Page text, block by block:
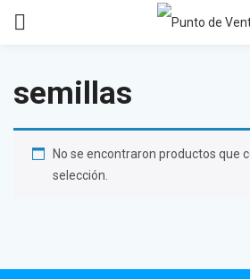
semillas
No se encontraron productos que
selección.